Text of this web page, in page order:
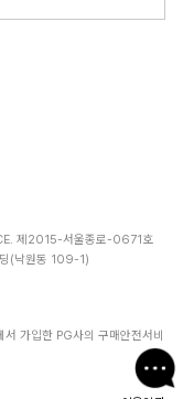
제2015-서울종로-0671호
(낙원동 109-1)
가입한 PG사의 구매안전서비